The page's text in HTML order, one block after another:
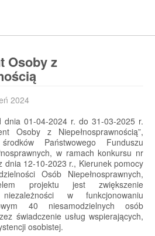
Osoby z
2024
dnia 01-04-2024 r. do 31-03-2025 r.
Osoby z Niepełnosprawnością”,
Państwowego Funduszu
w ramach konkursu nr
dnia 12-10-2023 r., Kierunek pomocy
Osób Niepełnosprawnych,
projektu jest zwiększenie
w funkcjonowaniu
40 niesamodzielnych osób
świadczenie usług wspierających,
osobistej.